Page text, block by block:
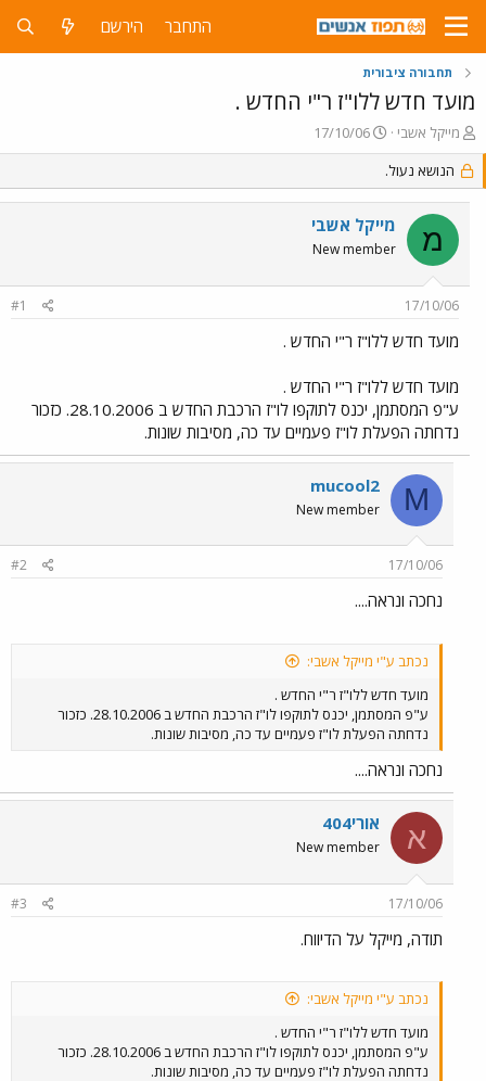
התחבר הירשם
תחבורה ציבורית
מועד חדש ללו"ז ר"י החדש .
פ
ו
ת
ח
נ
ו
א
מייקל אשבי
פ
ו
ס
ב
ת
ר
17/10/06
הנושא נעול.
מ מייקל אשבי
New member
17/10/06
#1
מועד חדש ללו"ז ר"י החדש .
מועד חדש ללו"ז ר"י החדש .
ע"פ המסתמן, יכנס לתוקפו לו"ז הרכבת החדש ב 28.10.2006. כזכור
נדחתה הפעלת לו"ז פעמיים עד כה, מסיבות שונות.
M
mucool2
New member
17/10/06
#2
נחכה ונראה....
נכתב ע"י מייקל אשבי:
מועד חדש ללו"ז ר"י החדש .
ע"פ המסתמן, יכנס לתוקפו לו"ז הרכבת החדש ב 28.10.2006. כזכור
נדחתה הפעלת לו"ז פעמיים עד כה, מסיבות שונות.
נחכה ונראה....
א אורי404
New member
17/10/06
#3
תודה, מייקל על הדיווח.
נכתב ע"י מייקל אשבי:
מועד חדש ללו"ז ר"י החדש .
ע"פ המסתמן, יכנס לתוקפו לו"ז הרכבת החדש ב 28.10.2006. כזכור
נדחתה הפעלת לו"ז פעמיים עד כה, מסיבות שונות.